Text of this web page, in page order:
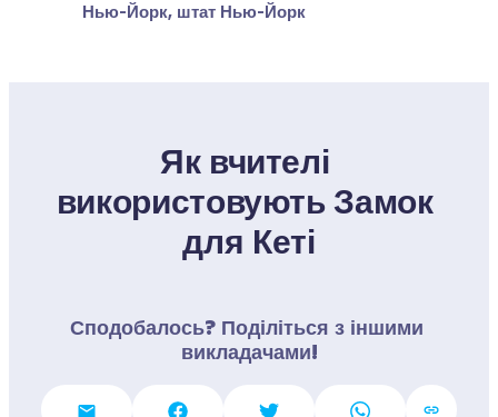
Нью-Йорк, штат Нью-Йорк
Як вчителі
використовують Замок
для Кеті
Сподобалось? Поділіться з іншими
викладачами!